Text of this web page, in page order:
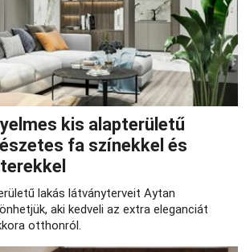
kis alapterületű
fa színekkel és
lakás látványterveit Aytan
aki kedveli az extra eleganciát
otthonról.